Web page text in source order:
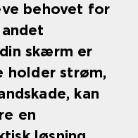
behovet for
skærm er
strøm,
kan
en